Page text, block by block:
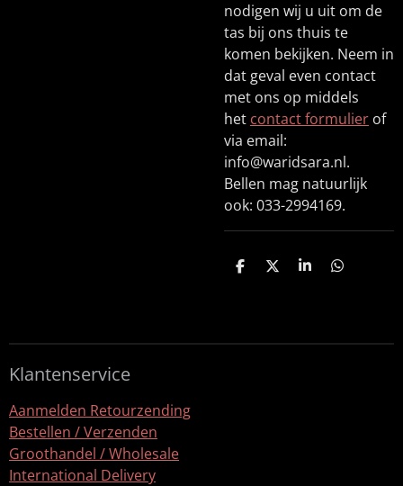
nodigen wij u uit om de
tas bij ons thuis te
komen bekijken. Neem in
dat geval even contact
met ons op middels
het contact formulier of
via email:
info@waridsara.nl.
Bellen mag natuurlijk
ook: 033-2994169.
D
D
S
D
Klantenservice
Aanmelden Retourzending
Bestellen / Verzenden
Groothandel / Wholesale
International Delivery